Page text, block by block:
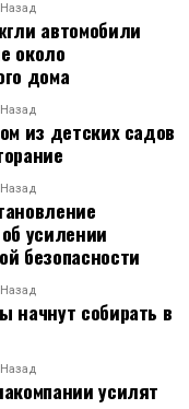
автомобили
около
дома
из детских садов
усилении
безопасности
начнут собирать в
усилят